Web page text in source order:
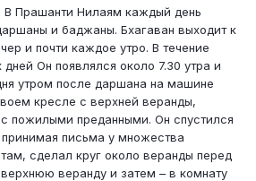
В Прашанти Нилаям каждый день
и баджаны. Бхагаван выходит к
и почти каждое утро. В течение
дней Он появлялся около 7.30 утра и
утром после даршана на машине
кресле с верхней веранды,
с пожилыми преданными. Он спустился
письма у множества
сделал круг около веранды перед
веранду и затем – в комнату